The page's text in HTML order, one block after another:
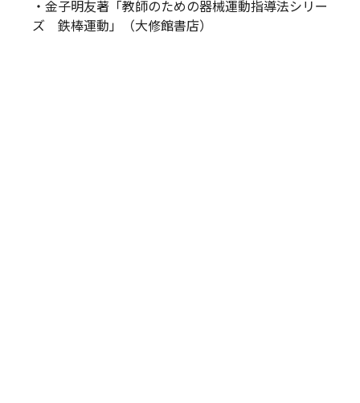
・金子明友著「教師のための器械運動指導法シリー
ズ 鉄棒運動」（大修館書店）